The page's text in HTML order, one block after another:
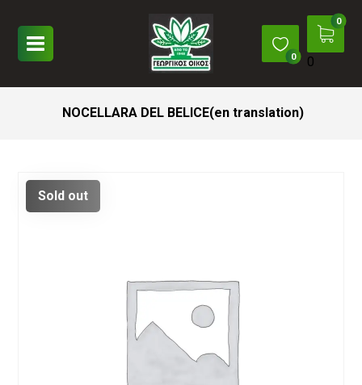
0
NOCELLARA DEL BELICE(en translation)
Sold out